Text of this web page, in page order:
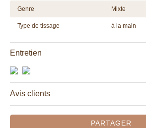
Genre Mixte
Type de tissage à la main
Entretien
Avis clients
PARTAGER